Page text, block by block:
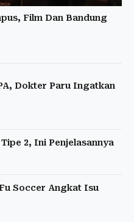
Film Dan Bandung
Dokter Paru Ingatkan
2, Ini Penjelasannya
Soccer Angkat Isu